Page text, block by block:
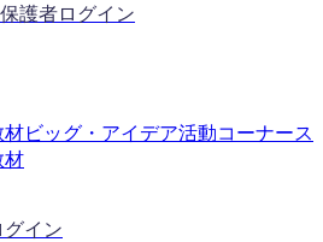
保護者ログイン
材ビッグ・アイデア活動コーナース
材
イン